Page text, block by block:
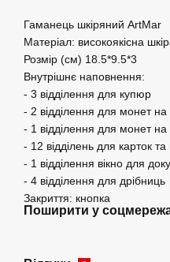
Гаманець шкіряний ArtMar
Матеріал: високоякісна
Розмір (см) 18.5*9.5*3
Внутрішнє наповнення:
- 3 відділення для купюр
- 2 відділення для монет на
- 1 відділення для монет на
- 12 відділень для карток та
- 1 відділення вікно для
- 4 відділення для дрібниць
Закриття: кнопка
Поширити у